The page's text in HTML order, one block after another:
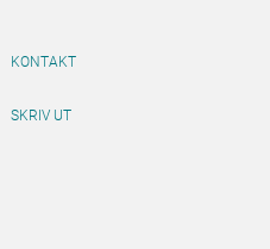
KONTAKT
SKRIV UT